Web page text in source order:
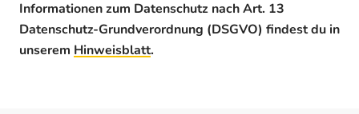
Informationen zum Datenschutz nach Art. 13
Datenschutz-Grundverordnung (DSGVO) findest du in
unserem Hinweisblatt.